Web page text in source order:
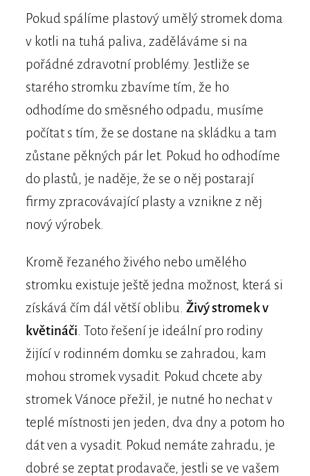
Pokud spálíme plastový umělý stromek doma
v kotli na tuhá paliva, zaděláváme si na
pořádné zdravotní problémy. Jestliže se
starého stromku zbavíme tím, že ho
odhodíme do směsného odpadu, musíme
počítat s tím, že se dostane na skládku a tam
zůstane pěkných pár let. Pokud ho odhodíme
do plastů, je naděje, že se o něj postarají
firmy zpracovávající plasty a vznikne z něj
nový výrobek.
Kromě řezaného živého nebo umělého
stromku existuje ještě jedna možnost, která si
získává čím dál větší oblibu. Živý stromek v
květináči . Toto řešení je ideální pro rodiny
žijící v rodinném domku se zahradou, kam
mohou stromek vysadit. Pokud chcete aby
stromek Vánoce přežil, je nutné ho nechat v
teplé místnosti jen jeden, dva dny a potom ho
dát ven a vysadit. Pokud nemáte zahradu, je
dobré se zeptat prodavače, jestli se ve vašem